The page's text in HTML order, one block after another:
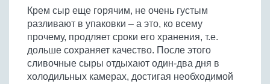
Крем сыр еще горячим, не очень густым
разливают в упаковки – а это, ко всему
прочему, продляет сроки его хранения, т.е.
дольше сохраняет качество. После этого
сливочные сыры отдыхают один-два дня в
холодильных камерах, достигая необходимой